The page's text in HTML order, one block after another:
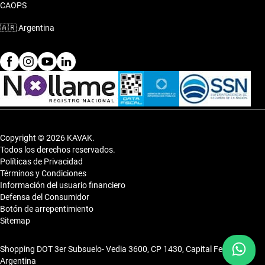
CAOPS
🇦🇷Argentina
Copyright © 2026 KAVAK.
Todos los derechos reservados.
Políticas de Privacidad
Términos y Condiciones
Información del usuario financiero
Defensa del Consumidor
Botón de arrepentimiento
Sitemap
Shopping DOT 3er Subsuelo- Vedia 3600, CP 1430, Capital Federal,
Argentina